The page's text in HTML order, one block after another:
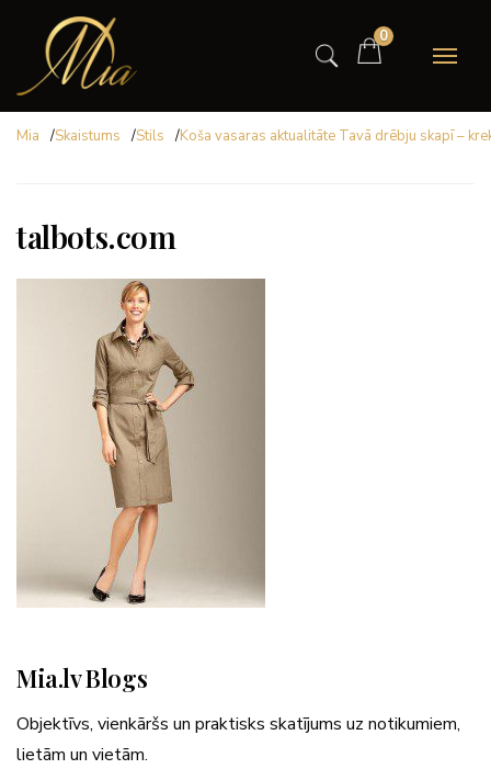
0
Mia /Skaistums /Stils /Koša vasaras aktualitāte Tavā drēbju skapī –
talbots.com
Mia.lv Blogs
Objektīvs, vienkāršs un praktisks skatījums uz notikumiem,
lietām un vietām.